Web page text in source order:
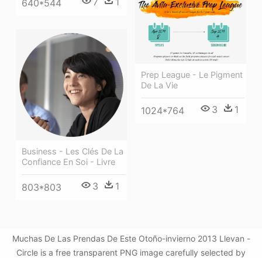
640*544
Prep League - Le Pigment
De La Vie
1024*764 3 1
Business - Les Clés De La
Confiance En Soi - Livre
803*803 3 1
Muchas De Las Prendas De Este Otoño-invierno 2013 Llevan -
Circle is a free transparent PNG image carefully selected by